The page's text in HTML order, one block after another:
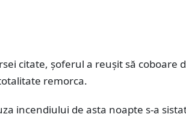
citate, șoferul a reușit să coboare
remorca.
incendiului de asta noapte s-a